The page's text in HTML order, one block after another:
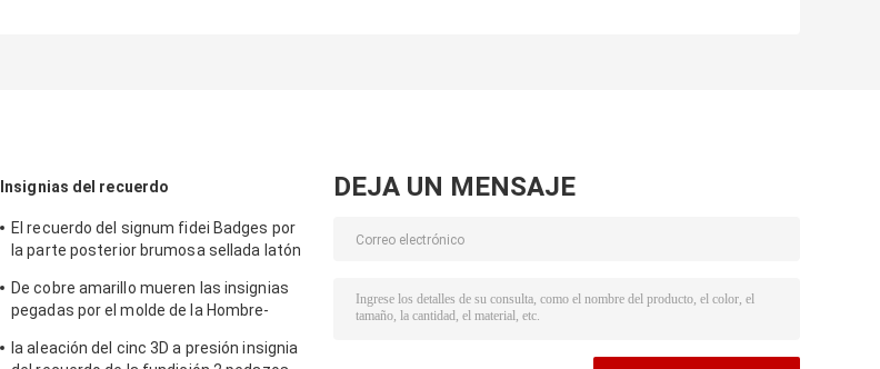
Insignias del recuerdo
El recuerdo del signum fidei Badges por
la parte posterior brumosa sellada latón
De cobre amarillo mueren las insignias
pegadas por el molde de la Hombre-
recuerdo
la aleación del cinc 3D a presión insignia
DEJA UN MENSAJE